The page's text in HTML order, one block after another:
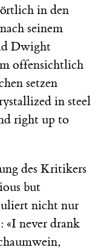
in den
seinem
Dwight
offensichtlich
setzen
in steel
right up to
des Kritikers
but
nicht nur
«I never drank